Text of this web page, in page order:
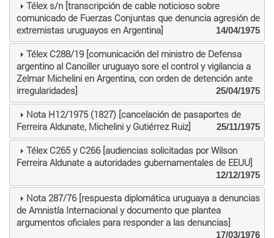
Télex s/n [transcripción de cable noticioso sobre
comunicado de Fuerzas Conjuntas que denuncia agresión de
extremistas uruguayos en Argentina]
14/04/1975
Télex C288/19 [comunicación del ministro de Defensa
argentino al Canciller uruguayo sore el control y vigilancia a
Zelmar Michelini en Argentina, con orden de detención ante
irregularidades]
25/04/1975
Nota H12/1975 (1827) [cancelación de pasaportes de
Ferreira Aldunate, Michelini y Gutiérrez Ruiz]
25/11/1975
Télex C265 y C266 [audiencias solicitadas por Wilson
Ferreira Aldunate a autoridades gubernamentales de EEUU]
12/12/1975
Nota 287/76 [respuesta diplomática uruguaya a denuncias
de Amnistía Internacional y documento que plantea
argumentos oficiales para responder a las denuncias]
17/03/1976